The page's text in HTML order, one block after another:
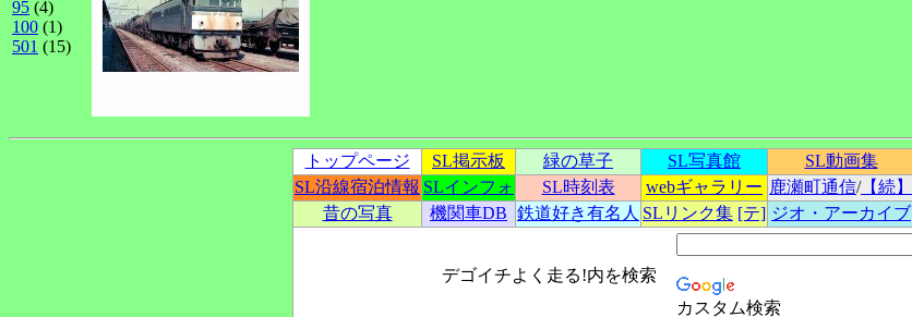
95 (4)
100 (1)
501 (15)
トップページ SL掲示板 緑の草子 SL写真館
SL動画集
SL沿線宿泊情報 SLインフォ SL時刻表 webギャラリー 鹿瀬町通信/【続】
昔の写真
機関車DB 鉄道好き有名人 SLリンク集 [テ] ジオ・アーカイブ
デゴイチよく走る!内を検索
カスタム検索